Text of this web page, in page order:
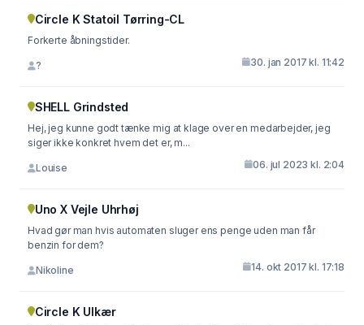
Circle K Statoil Tørring-CL
Forkerte åbningstider.
? 30. jan 2017 kl. 11:42
SHELL Grindsted
Hej, jeg kunne godt tænke mig at klage over en medarbejder, jeg
siger ikke konkret hvem det er, m...
Louise 06. jul 2023 kl. 2:04
Uno X Vejle Uhrhøj
Hvad gør man hvis automaten sluger ens penge uden man får
benzin for dem?
Nikoline 14. okt 2017 kl. 17:18
Circle K Ulkær